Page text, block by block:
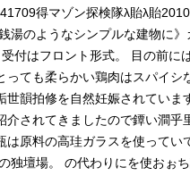
得マゾン探検隊λ貽λ貽
湯のようなシンプルな建物に
付はフロント形式。 目の前
っても柔らかい鶏肉はスパイ
世韻拍修を自然妊娠されてい
介されてきましたので鐔い澗
は原料の高珪ガラスを使って
独壇場。 の代わりにを使おぉ